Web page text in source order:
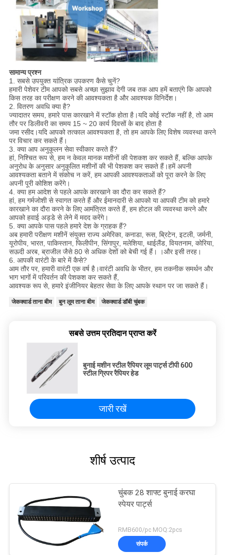
सामान्य प्रश्न
1. सबसे उपयुक्त यांत्रिक उपकरण कैसे चुनें?
हमारी पेशेवर टीम आपको सबसे अच्छा सुझाव देगी जब तक आप हमें बताएंगे कि आपको
किस तरह का परीक्षण करने की आवश्यकता है और आवश्यक विनिर्देश।
2. वितरण अवधि क्या है?
ज्यादातर समय, हमारे पास कारखाने में स्टॉक होता है।यदि कोई स्टॉक नहीं है, तो आम
तौर पर डिलीवरी का समय 15 ~ 20 कार्य दिवसों के बाद होता है
जमा रसीद।यदि आपको तत्काल आवश्यकता है, तो हम आपके लिए विशेष व्यवस्था करने
पर विचार कर सकते हैं।
3. क्या आप अनुकूलन सेवा स्वीकार करते हैं?
हां, निश्चित रूप से, हम न केवल मानक मशीनों की पेशकश कर सकते हैं, बल्कि आपके
अनुरोध के अनुसार अनुकूलित मशीनों की भी पेशकश कर सकते हैं।हमें अपनी
आवश्यकता बताने में संकोच न करें, हम आपकी आवश्यकताओं को पूरा करने के लिए
अपनी पूरी कोशिश करेंगे।
4. क्या हम आदेश से पहले आपके कारखाने का दौरा कर सकते हैं?
हां, हम गर्मजोशी से स्वागत करते हैं और ईमानदारी से आपको या आपकी टीम को हमारे
कारखाने का दौरा करने के लिए आमंत्रित करते हैं, हम होटल की व्यवस्था करने और
आपको हवाई अड्डे से लेने में मदद करेंगे।
5. क्या आपके पास पहले हमारे देश के ग्राहक हैं?
अब हमारी परीक्षण मशीनें संयुक्त राज्य अमेरिका, कनाडा, रूस, ब्रिटेन, इटली, जर्मनी,
यूरोपीय, भारत, पाकिस्तान, फिलीपीन, सिंगापुर, मलेशिया, थाईलैंड, वियतनाम, कोरिया,
सऊदी अरब, ब्राजील जैसे 80 से अधिक देशों को बेची गई हैं। ।और इसी तरह।
6. आपकी वारंटी के बारे में कैसे?
आम तौर पर, हमारी वारंटी एक वर्ष है।वारंटी अवधि के भीतर, हम तकनीक समर्थन और
भाग भागों में परिवर्तन की पेशकश कर सकते हैं,
आवश्यक रूप से, हमारे इंजीनियर बेहतर सेवा के लिए आपके स्थान पर जा सकते हैं।
जेकक्वार्ड ताना बीम बुन लूम ताना बीम जेकक्वार्ड डॉबी चुंबक
सबसे उत्तम प्रतिदान प्राप्त करें
बुनाई मशीन स्टील रैपियर लूम पार्ट्स टीपी 600
स्टील ग्रिपर रैपियर हेड
जारी रखें
शीर्ष उत्पाद
चुंबक 28 शाफ्ट बुनाई करघा
स्पेयर पार्ट्स
RMB600/pc MOQ:2pcs
संपर्क